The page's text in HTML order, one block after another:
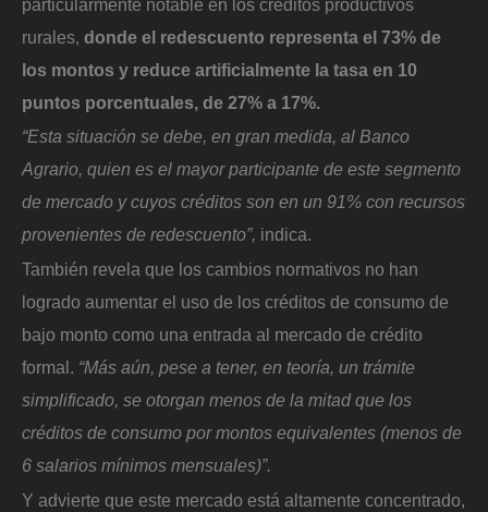
rurales, donde el redescuento representa el 73% de
los montos y reduce artificialmente la tasa en 10
puntos porcentuales, de 27% a 17%.
“Esta situación se debe, en gran medida, al Banco
Agrario, quien es el mayor participante de este segmento
de mercado y cuyos créditos son en un 91% con recursos
provenientes de redescuento”, indica.
También revela que los cambios normativos no han
logrado aumentar el uso de los créditos de consumo de
bajo monto como una entrada al mercado de crédito
formal. “Más aún, pese a tener, en teoría, un trámite
simplificado, se otorgan menos de la mitad que los
créditos de consumo por montos equivalentes (menos de
6 salarios mínimos mensuales)”.
Y advierte que este mercado está altamente concentrado,